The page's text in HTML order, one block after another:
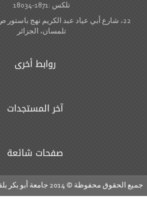
تلكس :1871-18034
تلمسان، الجزائر
روابط أخرى
آخر المستجدات
صفحات شائعة
الحقوق محفوظة © 2014 جامعة أبو بكر بلقايد تلمسان . إنجــاز